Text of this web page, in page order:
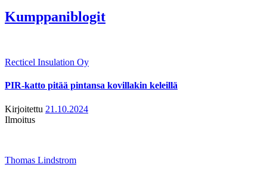
Kumppaniblogit
Recticel Insulation Oy
PIR-katto pitää pintansa kovillakin keleillä
Kirjoitettu 21.10.2024
Ilmoitus
Thomas Lindstrom